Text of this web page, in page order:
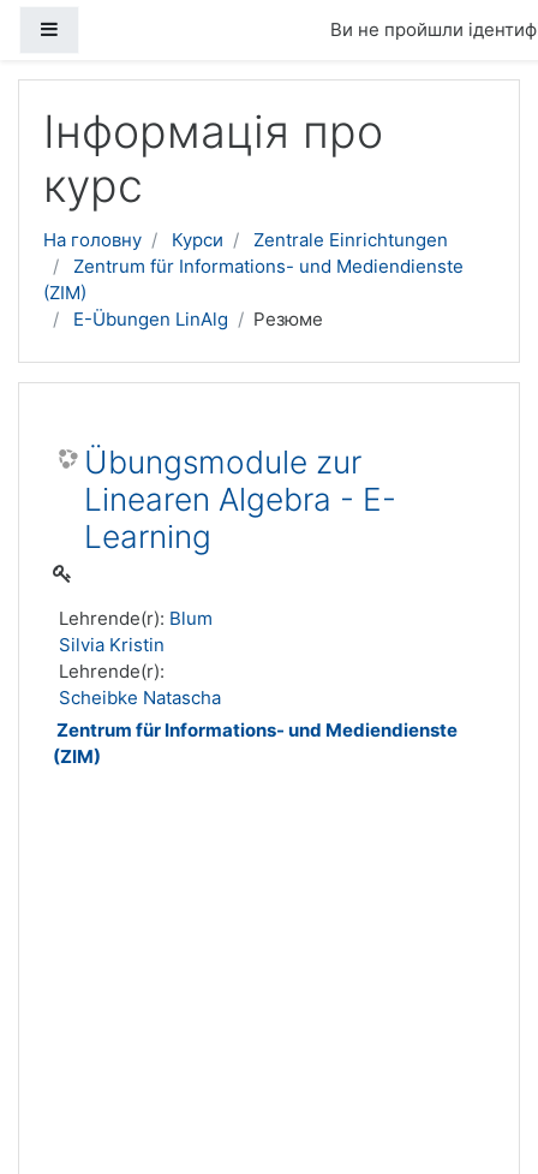
Ви не пройшли
Інформація про
курс
На головну Курси
Zentrale Einrichtungen
Zentrum für Informations- und Mediendienste
(ZIM)
E-Übungen LinAlg
Резюме
Übungsmodule zur
Linearen Algebra - E-
Learning
Lehrende(r): Blum
Silvia Kristin
Lehrende(r):
Scheibke Natascha
Zentrum für Informations- und Mediendienste
(ZIM)